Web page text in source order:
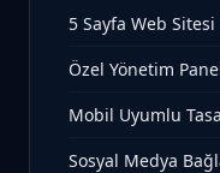
5 Sayfa Web Sitesi
Özel Yönetim
Mobil Uyumlu
Sosyal Medya